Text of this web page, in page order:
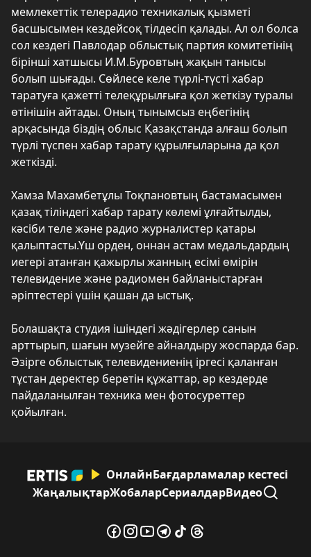
мемлекеттік телерадио техникалық қызметі
басшысымен кездейсоқ тілдесіп қалады. Ал ол болса
сол кездегі Павлодар облыстық партия комитетінің
бірінші хатшысы И.М.Буровтың жақын танысы
болып шығады. Сөйлесе келе түрлі-түсті хабар
таратуға қажетті телеқұрылғыға қол жеткізу туралы
өтінішін айтады. Оның тынымсыз еңбегінің
арқасында біздің облыс Қазақстанда алғаш болып
түрлі түспен хабар тарату құрылғыларына да қол
жеткізді.
Хамза Махамбетұлы Тоқпановтың бастамасымен
қазақ тіліндегі хабар тарату көлемі ұлғайтылды,
кәсіби теле және радио журналистер қатары
қалыптасты.Үш орден, оннан астам медальдардың
иегері атанған қажырлы жанның есімі өмірін
телевидение және радиомен байланыстарған
әріптестері үшін қашан да ыстық.
Болашақта студия ішіндегі жәдігерлер санын
арттырып, шағын музейге айналдыру жоспарда бар.
Әзірге облыстық телевидениенің іргесі қаланған
тұстан деректер беретін құжаттар, әр кездерде
пайдаланылған техника мен фотосуреттер
қойылған.
ОнлайнБағдарламалар кестесі
ЖаңалықтарЖобаларСериалдарВидео